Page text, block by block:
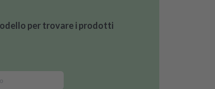
per trovare i prodotti